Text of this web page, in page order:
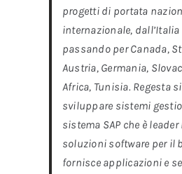
progetti di portata
internazionale, dall’Italia
passando per Canada,
Austria, Germania,
Africa, Tunisia. Regesta
sviluppare sistemi
sistema SAP che è
soluzioni software per il
fornisce applicazioni e